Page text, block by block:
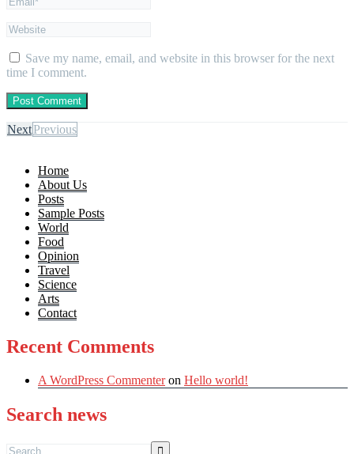
Save my name, email, and website in this browser for the next
time I comment.
NextPrevious
Home
About Us
Posts
Sample Posts
World
Food
Opinion
Travel
Science
Arts
Contact
Recent Comments
A WordPress Commenteron Hello world!
Search news